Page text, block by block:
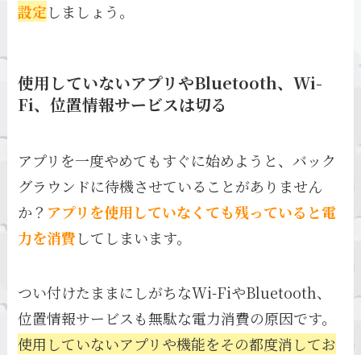
設定しましょう。
使用していないアプリやBluetooth、Wi-
Fi、位置情報サービスは切る
アプリを一度やめてもすぐに始めようと、バック
グラウンドに待機させていることがありません
か？ アプリを使用していなくても残っていると電
力を消費してしまいます。
つい付けたままにしがちなWi-FiやBluetooth、
位置情報サービスも無駄な電力消費の原因です。
使用していないアプリや機能をその都度消してお